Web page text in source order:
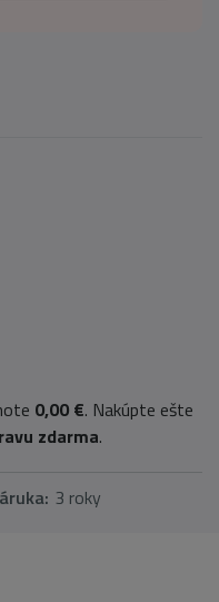
0,00 €. Nakúpte ešte
zdarma.
3 roky